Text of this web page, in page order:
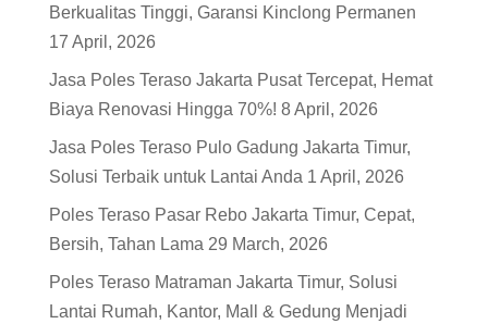
Berkualitas Tinggi, Garansi Kinclong Permanen
17 April, 2026
Jasa Poles Teraso Jakarta Pusat Tercepat, Hemat
Biaya Renovasi Hingga 70%! 8 April, 2026
Jasa Poles Teraso Pulo Gadung Jakarta Timur,
Solusi Terbaik untuk Lantai Anda 1 April, 2026
Poles Teraso Pasar Rebo Jakarta Timur, Cepat,
Bersih, Tahan Lama 29 March, 2026
Poles Teraso Matraman Jakarta Timur, Solusi
Lantai Rumah, Kantor, Mall & Gedung Menjadi